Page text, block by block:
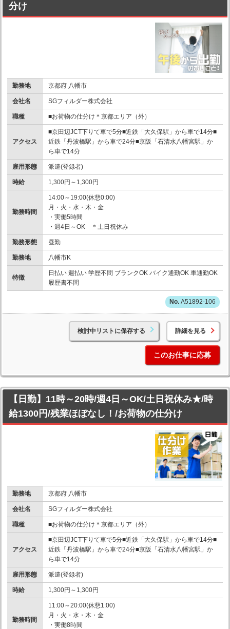
分け
勤務地 京都府 八幡市
会社名 SGフィルダー株式会社
職種 ■お荷物の仕分け＊京都エリア（外）
アクセス
■京田辺JCT下りて車で5分■近鉄「大久保駅」から車で14分■
近鉄「丹波橋駅」から車で24分■京阪「石清水八幡宮駅」か
ら車で14分
雇用形態 派遣(登録者)
時給 1,300円～1,300円
勤務時間
14:00～19:00(休憩0:00)
月・火・水・木・金
・実働5時間
・週4日～OK ＊土日祝休み
勤務形態 昼勤
勤務地 八幡市K
特徴
日払い 週払い 学歴不問 ブランクOK バイク通勤OK 車通勤OK
履歴書不問
A51892-106
検討中リストに保存する 詳細を見る
このお仕事に応募
【日勤】11時～20時/週4日～OK/土日祝休み★/時
給1300円/残業ほぼなし！/お荷物の仕分け
勤務地 京都府 八幡市
会社名 SGフィルダー株式会社
職種 ■お荷物の仕分け＊京都エリア（外）
アクセス
■京田辺JCT下りて車で5分■近鉄「大久保駅」から車で14分■
近鉄「丹波橋駅」から車で24分■京阪「石清水八幡宮駅」か
ら車で14分
雇用形態 派遣(登録者)
時給 1,300円～1,300円
勤務時間
11:00～20:00(休憩1:00)
月・火・水・木・金
・実働8時間